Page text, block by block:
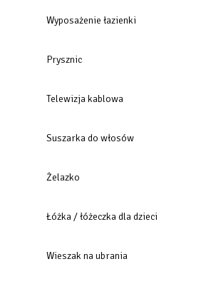
Wyposażenie łazienki
Prysznic
Telewizja kablowa
Suszarka do włosów
Żelazko
Łóżka / łóżeczka dla dzieci
Wieszak na ubrania